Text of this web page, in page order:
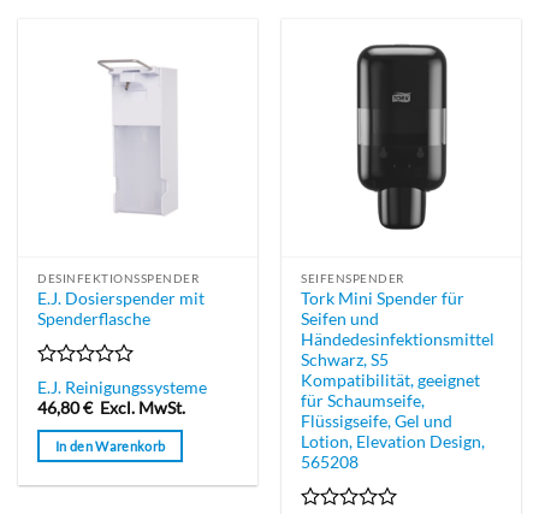
DESINFEKTIONSSPENDER
E.J. Dosierspender mit
Spenderflasche
Bewertet
mit
0
von
5
E.J. Reinigungssysteme
46,80€ Excl. MwSt.
In den Warenkorb
SEIFENSPENDER
Tork Mini Spender für
Seifen und
Händedesinfektionsmittel
Schwarz, S5
Kompatibilität, geeignet
für Schaumseife,
Flüssigseife, Gel und
Lotion, Elevation Design,
565208